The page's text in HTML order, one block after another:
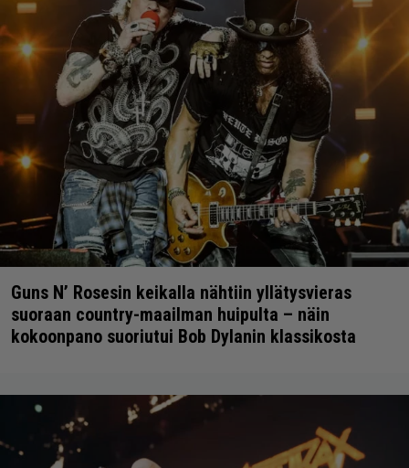
Guns N’ Rosesin keikalla nähtiin yllätysvieras
suoraan country-maailman huipulta – näin
kokoonpano suoriutui Bob Dylanin klassikosta